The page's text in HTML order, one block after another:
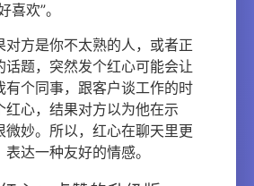
喜欢”。
对方是你不太熟的人，或者正
话题，突然发个红心可能会让
有个同事，跟客户谈工作的时
红心，结果对方以为他在示
微妙。所以，红心在聊天里更
达一种友好的情感。